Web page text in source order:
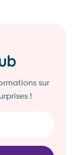
sur
!